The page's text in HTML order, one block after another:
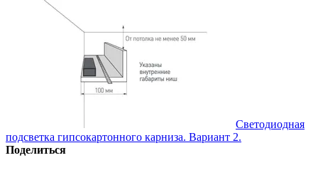
Светодиодная
подсветка гипсокартонного карниза. Вариант 2.
Поделиться